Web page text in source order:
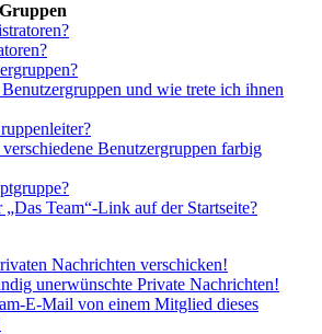
und wie trete ich ihnen
Benutzergruppen farbig
„Das Team“-Link auf der Startseite?
Nachrichten verschicken!
unerwünschte Private Nachrichten!
E-Mail von einem Mitglied dieses